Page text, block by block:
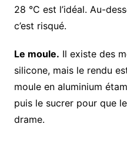
28 °C est l’idéal. Au-
c’est risqué.
Le moule. Il existe des
silicone, mais le rendu
moule en aluminium
puis le sucrer pour que
drame.